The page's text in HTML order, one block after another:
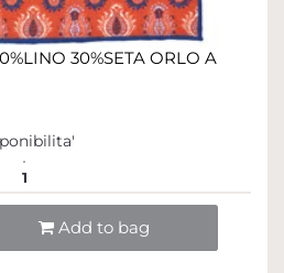
30%SETA ORLO A
1
Add to bag